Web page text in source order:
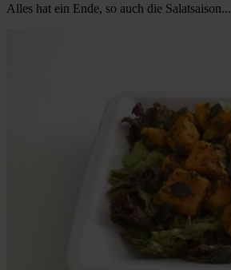
Alles hat ein Ende, so auch die Salatsaison...